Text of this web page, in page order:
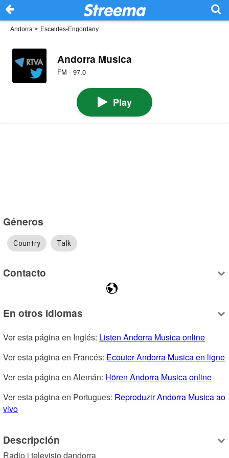
Andorra > Escaldes-Engordany
Andorra Musica
FM · 97.0
Play
Géneros
Country Talk
Contacto
En otros idiomas
Ver esta página en Inglés: Listen Andorra Musica online
Ver esta página en Francés: Ecouter Andorra Musica en ligne
Ver esta página en Alemán: Hören Andorra Musica online
Ver esta página en Portugues: Reproduzir Andorra Musica ao
vivo
Descripción
Radio i televisio dandorra